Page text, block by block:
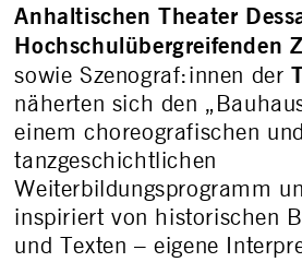
Anhaltischen Theater
Hochschulübergreifenden
sowie Szenograf:innen der
näherten sich den
einem choreografischen und
tanzgeschichtlichen
Weiterbildungsprogramm
inspiriert von historischen
und Texten – eigene